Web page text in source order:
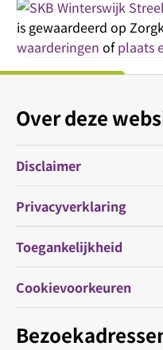
is gewaardeerd op
waarderingen ofplaats
Over deze
Disclaimer
Privacyverklaring
Toegankelijkheid
Cookievoorkeuren